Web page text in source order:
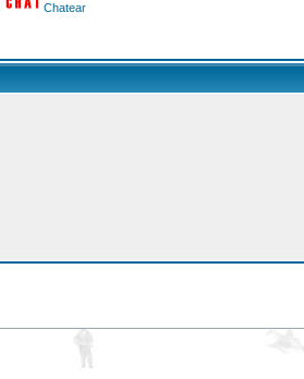
Chatear